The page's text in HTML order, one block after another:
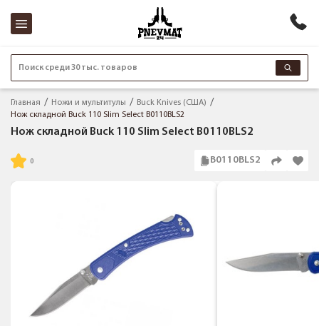
Поиск среди 30 тыс. товаров
Главная Ножи и мультитулы
Buck Knives (США)
Нож складной Buck 110 Slim Select B0110BLS2
Нож складной Buck 110 Slim Select B0110BLS2
B0110BLS2